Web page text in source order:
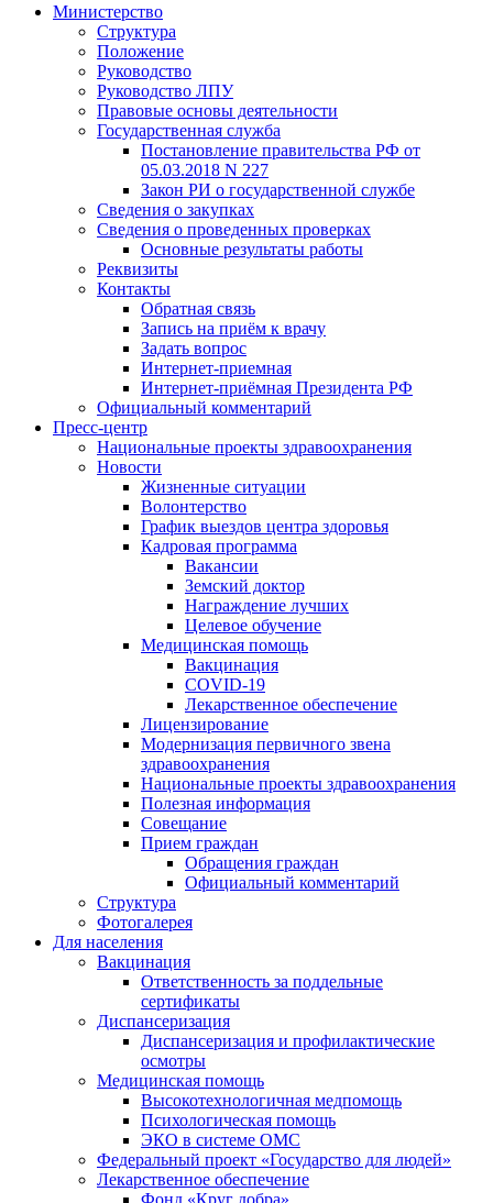
Министерство
Структура
Положение
Руководство
Руководство ЛПУ
Правовые основы деятельности
Государственная служба
Постановление правительства РФ от
05.03.2018 N 227
Закон РИ о государственной службе
Сведения о закупках
Сведения о проведенных проверках
Основные результаты работы
Реквизиты
Контакты
Обратная связь
Запись на приём к врачу
Задать вопрос
Интернет-приемная
Интернет-приёмная Президента РФ
Официальный комментарий
Пресс-центр
Национальные проекты здравоохранения
Новости
Жизненные ситуации
Волонтерство
График выездов центра здоровья
Кадровая программа
Вакансии
Земский доктор
Награждение лучших
Целевое обучение
Медицинская помощь
Вакцинация
COVID-19
Лекарственное обеспечение
Лицензирование
Модернизация первичного звена
здравоохранения
Национальные проекты здравоохранения
Полезная информация
Совещание
Прием граждан
Обращения граждан
Официальный комментарий
Структура
Фотогалерея
Для населения
Вакцинация
Ответственность за поддельные
сертификаты
Диспансеризация
Диспансеризация и профилактические
осмотры
Медицинская помощь
Высокотехнологичная медпомощь
Психологическая помощь
ЭКО в системе ОМС
Федеральный проект «Государство для людей»
Лекарственное обеспечение
Фонд «Круг добра»